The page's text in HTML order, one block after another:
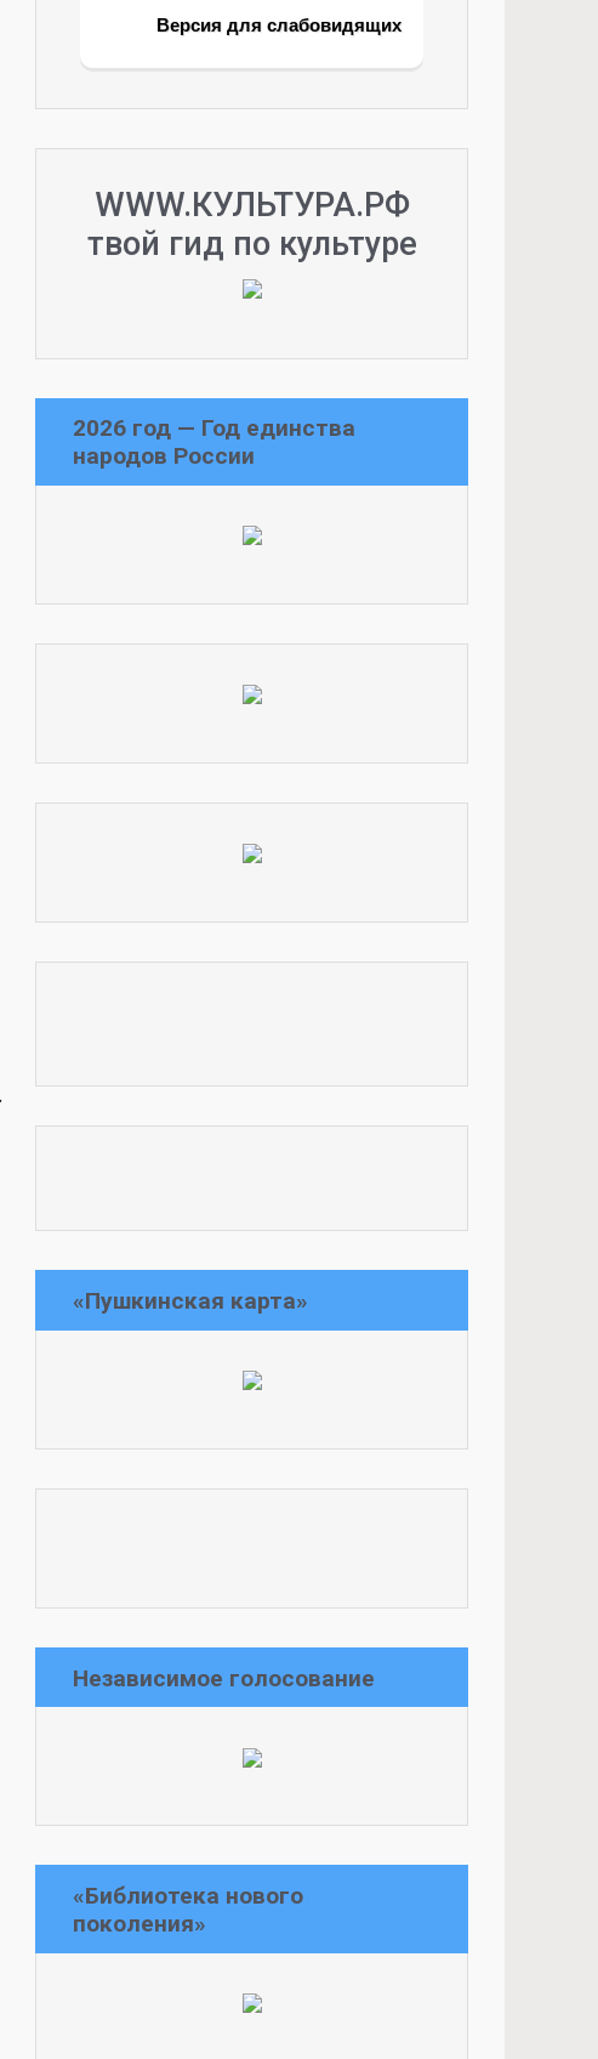
Версия для слабовидящих
WWW.КУЛЬТУРА.РФ
твой гид по культуре
2026 год — Год единства
народов России
«Пушкинская карта»
Независимое голосование
«Библиотека нового
поколения»